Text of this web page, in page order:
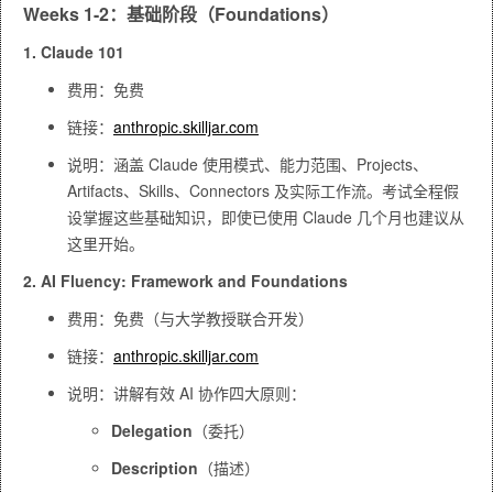
Weeks 1-2：基础阶段（Foundations）
1. Claude 101
费用：免费
链接： anthropic.skilljar.com
说明：涵盖 Claude 使用模式、能力范围、Projects、
Artifacts、Skills、Connectors 及实际工作流。考试全程假
设掌握这些基础知识，即使已使用 Claude 几个月也建议从
这里开始。
2. AI Fluency: Framework and Foundations
费用：免费（与大学教授联合开发）
链接： anthropic.skilljar.com
说明：讲解有效 AI 协作四大原则：
Delegation （委托）
Description （描述）